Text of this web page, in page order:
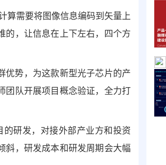
算需要将图像信息编码到矢量上
的，让信息在上下左右，四个方
优势，为这款新型光子芯片的产
团队开展项目概念验证，全力打
研发，对接外部产业方和投资
斜，研发成本和研发周期会大幅